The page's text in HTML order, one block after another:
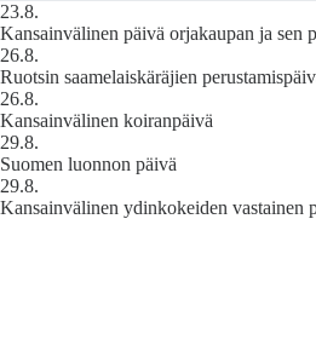
23.8.
Kansainvälinen päivä orjakaupan ja sen
26.8.
Ruotsin saamelaiskäräjien
26.8.
Kansainvälinen koiranpäivä
29.8.
Suomen luonnon päivä
29.8.
Kansainvälinen ydinkokeiden vastainen